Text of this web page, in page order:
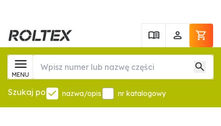
MENU
Szukaj po nazwa/opis nr katalogowy